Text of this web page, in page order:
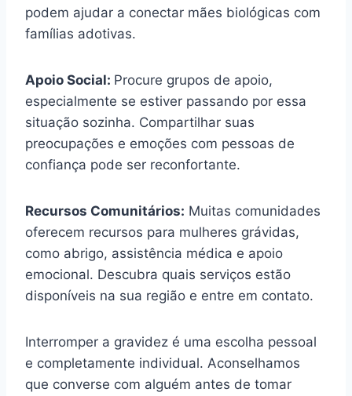
podem ajudar a conectar mães biológicas com
famílias adotivas.
Apoio Social: Procure grupos de apoio,
especialmente se estiver passando por essa
situação sozinha. Compartilhar suas
preocupações e emoções com pessoas de
confiança pode ser reconfortante.
Recursos Comunitários: Muitas comunidades
oferecem recursos para mulheres grávidas,
como abrigo, assistência médica e apoio
emocional. Descubra quais serviços estão
disponíveis na sua região e entre em contato.
Interromper a gravidez é uma escolha pessoal
e completamente individual. Aconselhamos
que converse com alguém antes de tomar